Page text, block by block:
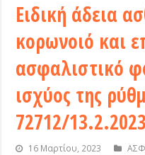
Ειδική άδεια
κορωνοιό και
ασφαλιστικό
ισχύος της
72712/13.2.2023
16 Μαρτίου, 2023